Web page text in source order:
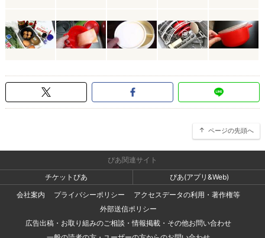
ページの先頭へ
ぴあ関連サイト
チケットぴあ
ぴあ(アプリ&Web)
会社案内
プライバシーポリシー
アクセスデータの利用・著作権等
外部送信ポリシー
広告出稿・お取り組みのご相談・情報掲載・その他お問い合わせ